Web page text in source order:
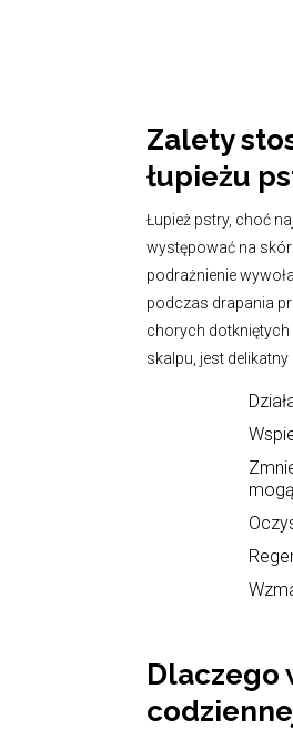
Zalety
łupieżu
Łupież pstry, choć
występować na
podrażnienie
podczas drapania
chorych dotkniętych
skalpu, jest
Dlaczego